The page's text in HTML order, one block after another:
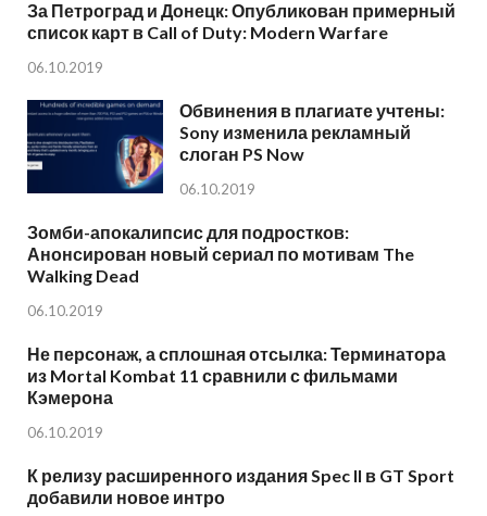
За Петроград и Донецк: Опубликован примерный
список карт в Call of Duty: Modern Warfare
06.10.2019
Обвинения в плагиате учтены:
Sony изменила рекламный
слоган PS Now
06.10.2019
Зомби-апокалипсис для подростков:
Анонсирован новый сериал по мотивам The
Walking Dead
06.10.2019
Не персонаж, а сплошная отсылка: Терминатора
из Mortal Kombat 11 сравнили с фильмами
Кэмерона
06.10.2019
К релизу расширенного издания Spec II в GT Sport
добавили новое интро